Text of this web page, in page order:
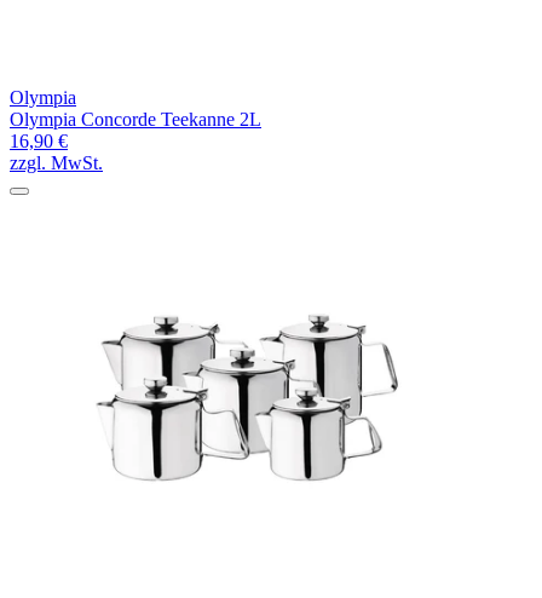
Olympia
Olympia Concorde Teekanne 2L
16,90 €
zzgl. MwSt.